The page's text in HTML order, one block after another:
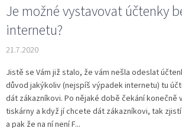
Je možné vystavovat účtenky
internetu?
21.7.2020
Jistě se Vám již stalo, že vám nešla odeslat
důvod jakýkoliv (nejspíš výpadek internetu) tu
dát zákazníkovi. Po nějaké době čekání konečně
tiskárny a když jí chcete dát zákazníkovi, tak
a pak že na ní není F...